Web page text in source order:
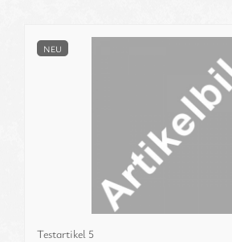
NEU
Te­st­ar­ti­kel 5